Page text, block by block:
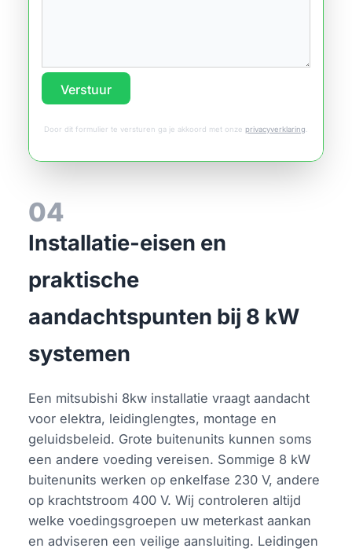
Verstuur
Door dit formulier te versturen ga je akkoord met onze privacyverklaring.
04
Installatie-eisen en
praktische
aandachtspunten bij 8 kW
systemen
Een mitsubishi 8kw installatie vraagt aandacht
voor elektra, leidinglengtes, montage en
geluidsbeleid. Grote buitenunits kunnen soms
een andere voeding vereisen. Sommige 8 kW
buitenunits werken op enkelfase 230 V, andere
op krachtstroom 400 V. Wij controleren altijd
welke voedingsgroepen uw meterkast aankan
en adviseren een veilige aansluiting. Leidingen